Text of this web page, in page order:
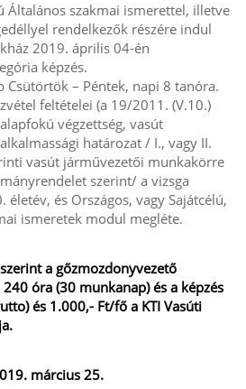
Általános szakmai ismerettel, illetve
rendelkezők részére indul
2019. április 04-én
képzés.
Csütörtök – Péntek, napi 8 tanóra.
feltételei (a 19/2011. (V.10.)
végzettség, vasút
határozat / I., vagy II.
vasút járművezetői munkakörre
szerint/ a vizsga
és Országos, vagy Sajátcélú,
ismeretek modul megléte.
a gőzmozdonyvezető
óra (30 munkanap) és a képzés
és 1.000,- Ft/fő a KTI Vasúti
március 25.